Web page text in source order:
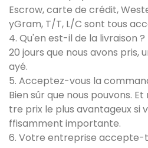
Escrow, carte de crédit,
yGram, T/T, L/C sont tous
4. Qu'en est-il de la livraison ?
20 jours que nous avons pris,
ayé.
5. Acceptez-vous la
Bien sûr que nous pouvons.
tre prix le plus avantageux si
ffisamment importante.
6. Votre entreprise accepte-